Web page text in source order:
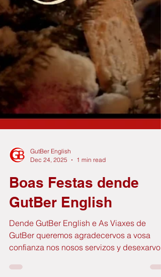
GutBer English
Dec 24, 2025
1 min read
Boas Festas dende
GutBer English
Dende GutBer English e As Viaxes de